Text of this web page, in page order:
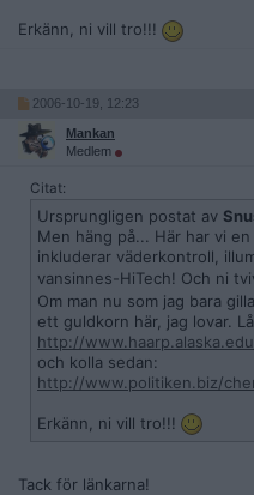
Erkänn, ni vill tro!!!
2006-10-19, 12:23
Mankan
Medlem
Citat:
Ursprungligen postat av
Men häng på... Här har vi
inkluderar väderkontroll,
vansinnes-HiTech! Och ni
Om man nu som jag bara
ett guldkorn här, jag lovar.
http://
och kolla sedan:
http://www.politiken.biz/
Erkänn, ni vill tro!!!
Tack för länkarna!